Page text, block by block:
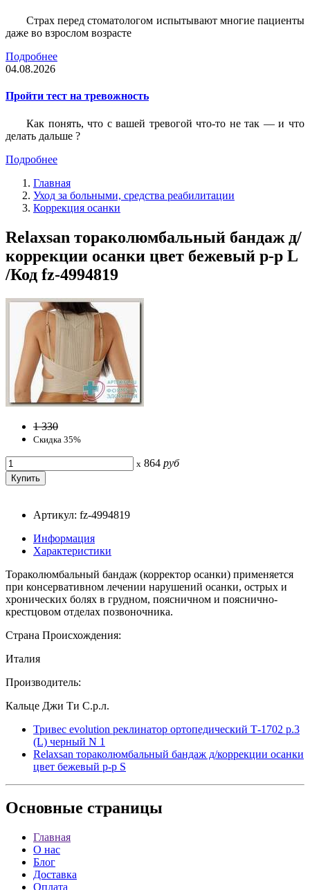
Страх перед стоматологом испытывают многие пациенты
даже во взрослом возрасте
Подробнее
04.08.2026
Пройти тест на тревожность
Как понять, что с вашей тревогой что-то не так — и что
делать дальше ?
Подробнее
Главная
Уход за больными, средства реабилитации
Коррекция осанки
Relaxsan тораколюмбальный бандаж д/
коррекции осанки цвет бежевый р-р L
/Код fz-4994819
1 330
Скидка 35%
x 864 руб
Артикул: fz-4994819
Информация
Характеристики
Тораколюмбальный бандаж (корректор осанки) применяется
при консервативном лечении нарушений осанки, острых и
хронических болях в грудном, поясничном и пояснично-
крестцовом отделах позвоночника.
Страна Происхождения:
Италия
Производитель:
Кальце Джи Ти С.р.л.
Тривес evolution реклинатор ортопедический Т-1702 р.3
(L) черный N 1
Relaxsan тораколюмбальный бандаж д/коррекции осанки
цвет бежевый р-р S
Основные страницы
Главная
О нас
Блог
Доставка
Оплата